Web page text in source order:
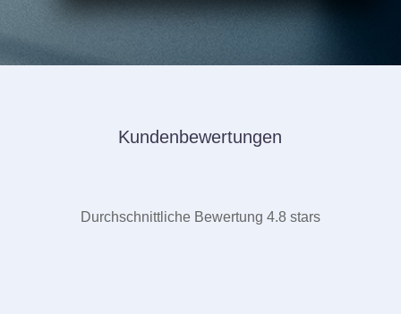
Kundenbewertungen
Durchschnittliche Bewertung 4.8 stars